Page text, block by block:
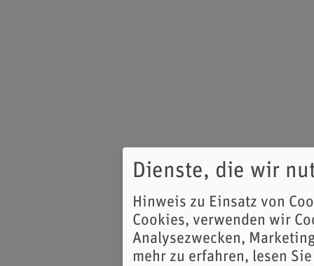
Dienste, die wir
Hinweis zu Einsatz von
Cookies, verwenden wir
Analysezwecken,
mehr zu erfahren, lesen